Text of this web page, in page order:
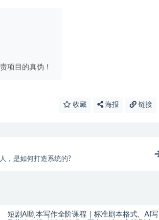
项目的真伪！
收藏 海报 链接
，是如何打造系统的?
短剧AI剧本写作全阶课程｜标准剧本格式、AI写